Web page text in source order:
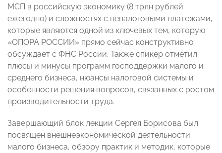
МСП в российскую экономику (8 трлн рублей
ежегодно) и сложностях с неналоговыми платежами,
которые являются одной из ключевых тем, которую
«ОПОРА РОССИИ» прямо сейчас конструктивно
обсуждает с ФНС России. Также спикер отметил
плюсы и минусы программ господдержки малого и
среднего бизнеса, нюансы налоговой системы и
особенности решения вопросов, связанных с ростом
производительности труда.
Завершающий блок лекции Сергея Борисова был
посвящен внешнеэкономической деятельности
малого бизнеса, обзору практик и методик, которые